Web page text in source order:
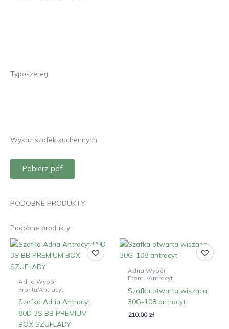
Typoszereg
Wykaz szafek kuchennych
Pobierz pdf
PODOBNE PRODUKTY
Podobne produkty
Adria Wybór
Frontu/Antracyt
Szafka Adria Antracyt
80D 3S BB PREMIUM
BOX SZUFLADY
Adria Wybór
Frontu/Antracyt
Szafka otwarta wisząca
30G-108 antracyt
210,00 zł